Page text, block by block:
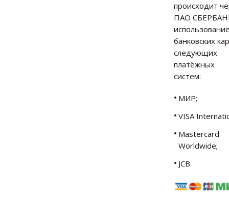
происходит
ПАО
банковских
следующих
платёжных
систем:
МИР;
VISA
Mastercard
Worldwide;
JCB.